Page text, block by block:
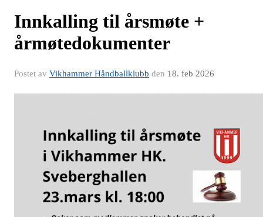
Innkalling til årsmøte +
årmøtedokumenter
Postet av Vikhammer Håndballklubb den 18. feb 2026